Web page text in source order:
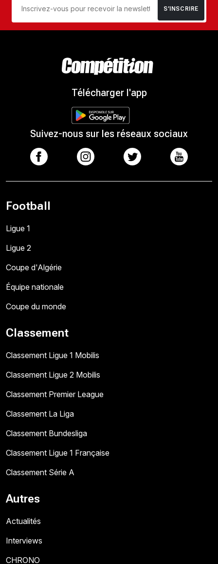
S’INSCRIRE
Télécharger l'app
Suivez-nous sur les réseaux sociaux
Football
Ligue 1
Ligue 2
Coupe d'Algérie
Équipe nationale
Coupe du monde
Classement
Classement Ligue 1 Mobilis
Classement Ligue 2 Mobilis
Classement Premier League
Classement La Liga
Classement Bundesliga
Classement Ligue 1 Française
Classement Série A
Autres
Actualités
Interviews
CHRONO